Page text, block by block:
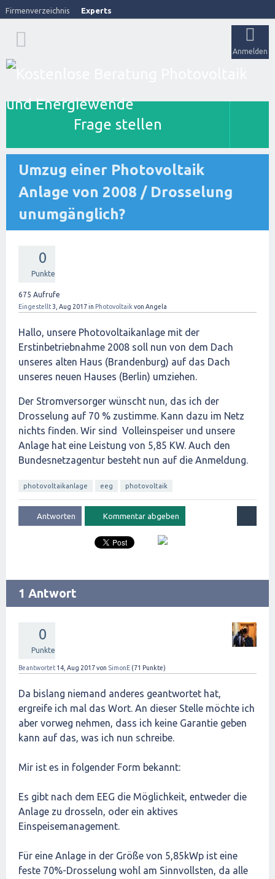
Firmenverzeichnis Experts
Anmelden
Frage stellen
Umzug einer Photovoltaik
Anlage von 2008 / Drosselung
unumgänglich?
0
Punkte
675 Aufrufe
Eingestellt 3, Aug 2017in Photovoltaik von Angela
Hallo, unsere Photovoltaikanlage mit der
Erstinbetriebnahme 2008 soll nun von dem Dach
unseres alten Haus (Brandenburg) auf das Dach
unseres neuen Hauses (Berlin) umziehen.
Der Stromversorger wünscht nun, das ich der
Drosselung auf 70 % zustimme. Kann dazu im Netz
nichts finden. Wir sind Volleinspeiser und unsere
Anlage hat eine Leistung von 5,85 KW. Auch den
Bundesnetzagentur besteht nun auf die Anmeldung.
photovoltaikanlage eeg photovoltaik
1 Antwort
0
Punkte
Beantwortet 14, Aug 2017von SimonE (71 Punkte)
Da bislang niemand anderes geantwortet hat,
ergreife ich mal das Wort. An dieser Stelle möchte ich
aber vorweg nehmen, dass ich keine Garantie geben
kann auf das, was ich nun schreibe.
Mir ist es in folgender Form bekannt:
Es gibt nach dem EEG die Möglichkeit, entweder die
Anlage zu drosseln, oder ein aktives
Einspeisemanagement.
Für eine Anlage in der Größe von 5,85kWp ist eine
feste 70%-Drosselung wohl am Sinnvollsten, da alle